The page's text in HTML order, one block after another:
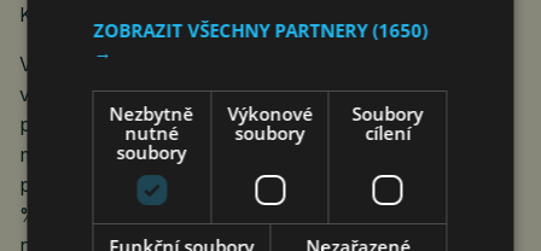
Kunovský, předseda představenstva Central Group.
V Praze bylo na konci třetího čtvrtletí letošního roku
volných 5750 nových bytů, a přestože bylo za
poslední dva kvartály zařazeno do nabídky největší
množství bytů za posledních šest let, vlivem silné
poptávky se nabídka mezikvartálně zvýšila jen o 0,9
%, meziročně o 2,7 procenta. Zlepšení situace zatím
nepřispívá ani nová podoba stavebního řízení, od
ZOBRAZIT VŠECHNY PARTNERY(1650)
→
Nezbytně
nutné
soubory
Výkonové
soubory
Soubory
cílení
Funkční soubory
Nezařazené